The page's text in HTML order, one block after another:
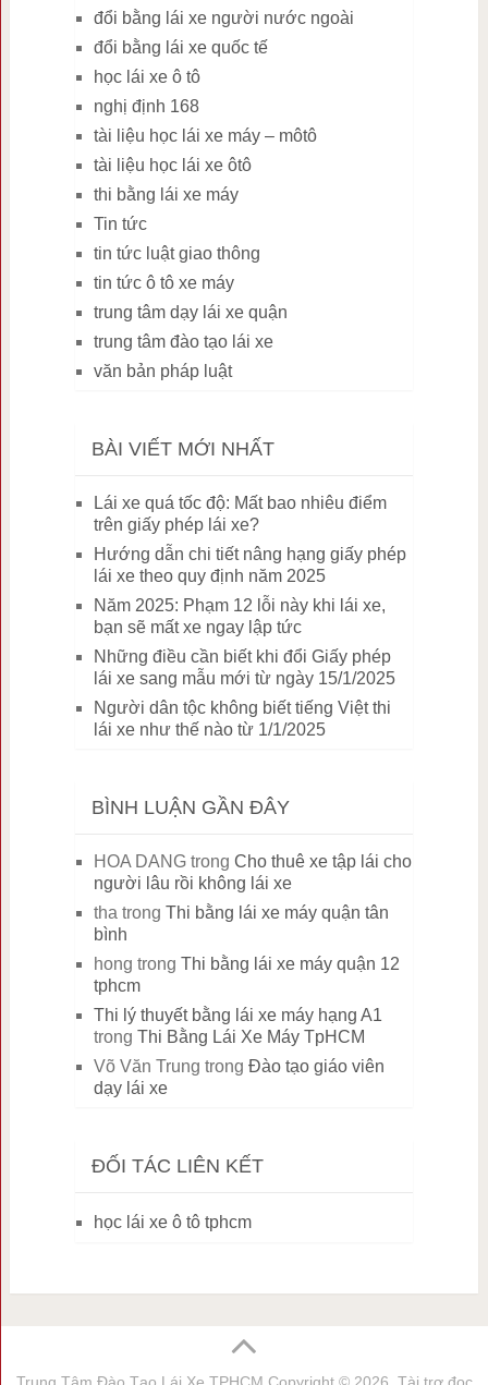
đổi bằng lái xe người nước ngoài
đổi bằng lái xe quốc tế
học lái xe ô tô
nghị định 168
tài liệu học lái xe máy – môtô
tài liệu học lái xe ôtô
thi bằng lái xe máy
Tin tức
tin tức luật giao thông
tin tức ô tô xe máy
trung tâm dạy lái xe quận
trung tâm đào tạo lái xe
văn bản pháp luật
BÀI VIẾT MỚI NHẤT
Lái xe quá tốc độ: Mất bao nhiêu điểm
trên giấy phép lái xe?
Hướng dẫn chi tiết nâng hạng giấy phép
lái xe theo quy định năm 2025
Năm 2025: Phạm 12 lỗi này khi lái xe,
bạn sẽ mất xe ngay lập tức
Những điều cần biết khi đổi Giấy phép
lái xe sang mẫu mới từ ngày 15/1/2025
Người dân tộc không biết tiếng Việt thi
lái xe như thế nào từ 1/1/2025
BÌNH LUẬN GẦN ĐÂY
HOA DANGtrong Cho thuê xe tập lái cho
người lâu rồi không lái xe
tha trong Thi bằng lái xe máy quận tân
bình
hong trong Thi bằng lái xe máy quận 12
tphcm
Thi lý thuyết bằng lái xe máy hạng A1
trong Thi Bằng Lái Xe Máy TpHCM
Võ Văn Trung trong Đào tạo giáo viên
dạy lái xe
ĐỐI TÁC LIÊN KẾT
học lái xe ô tô tphcm